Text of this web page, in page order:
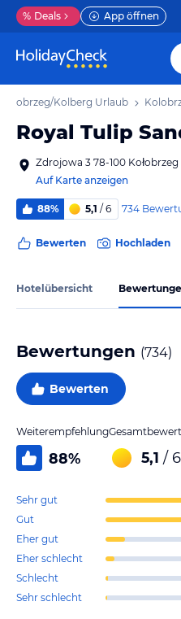
% Deals App öffnen
Kolobrzeg/Kolberg Urlaub
Royal Tulip
Zdrojowa 3 78-100
Auf Karte anzeigen
88% 5,1 / 6 734
Bewerten Hochladen
Hotelübersicht
Bewertungen (734)
Bewerten
Weiterempfehlung
88% 5,1 / 6
Sehr gut
Gut
Eher gut
Eher schlecht
Schlecht
Sehr schlecht